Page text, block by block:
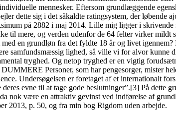
mennesker. Eftersom grundlæggende
dette sig i det såkaldte ratingsystem, der
på 2882 i maj 2014. Lille mig ligger i
til mere, og verden udenfor de 64 felter virker mildt
en grundløn fra det fyldte 18 år og livet
samfundsmæssig lighed, så ville vi for alvor
tryghed. Og netop tryghed er en vigtig
Personer, som har pengesorger, mister
Undersøgelsen er foretaget af et internationalt
evne til at tage gode beslutninger”.[3] På dette
nok være en attraktiv gevinst ved indførelse af
2013, p. 50, og fra min bog Rigdom uden arbejde.